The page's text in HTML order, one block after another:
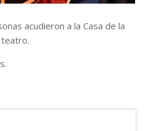
acudieron a la Casa de la
teatro.